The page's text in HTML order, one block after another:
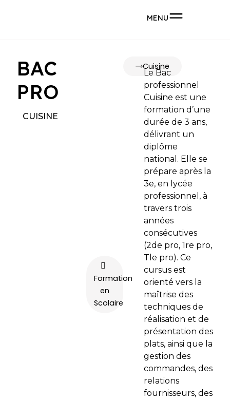
MENU
BAC
PRO
CUISINE
Formation
en
Scolaire
Cuisine
Le Bac
professionnel
Cuisine est une
formation d’une
durée de 3 ans,
délivrant un
diplôme
national. Elle se
prépare après la
3e, en lycée
professionnel, à
travers trois
années
consécutives
(2de pro, 1re pro,
Tle pro). Ce
cursus est
orienté vers la
maîtrise des
techniques de
réalisation et de
présentation des
plats, ainsi que la
gestion des
commandes, des
relations
fournisseurs, des